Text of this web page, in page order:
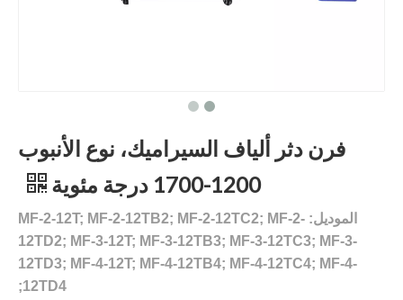
فرن دثر ألياف السيراميك، نوع الأنبوب
1200-1700 درجة مئوية
الموديل: MF-2-12T; MF-2-12TB2; MF-2-12TC2; MF-2-
12TD2; MF-3-12T; MF-3-12TB3; MF-3-12TC3; MF-3-
12TD3; MF-4-12T; MF-4-12TB4; MF-4-12TC4; MF-4-
12TD4;